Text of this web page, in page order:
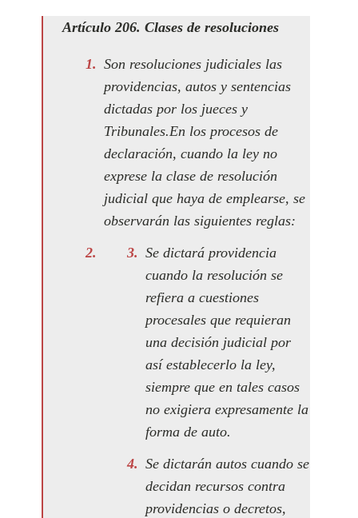
Artículo 206. Clases de resoluciones
Son resoluciones judiciales las
providencias, autos y sentencias
dictadas por los jueces y
Tribunales.En los procesos de
declaración, cuando la ley no
exprese la clase de resolución
judicial que haya de emplearse, se
observarán las siguientes reglas:
Se dictará providencia
cuando la resolución se
refiera a cuestiones
procesales que requieran
una decisión judicial por
así establecerlo la ley,
siempre que en tales casos
no exigiera expresamente la
forma de auto.
Se dictarán autos cuando se
decidan recursos contra
providencias o decretos,